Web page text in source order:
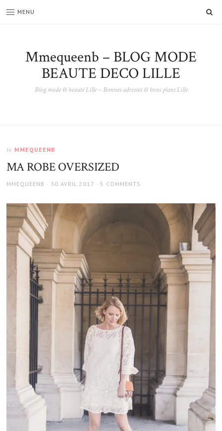
MENU
Mmequeenb – BLOG MODE
BEAUTE DECO LILLE
Blog mode & beauté Lille – Bonnes adresses & bons plans Lille
In MMEQUEENB
MA ROBE OVERSIZED
AUTHOR
MMEQUEENB
POSTED
30 AVRIL 2017 5 COMMENTS